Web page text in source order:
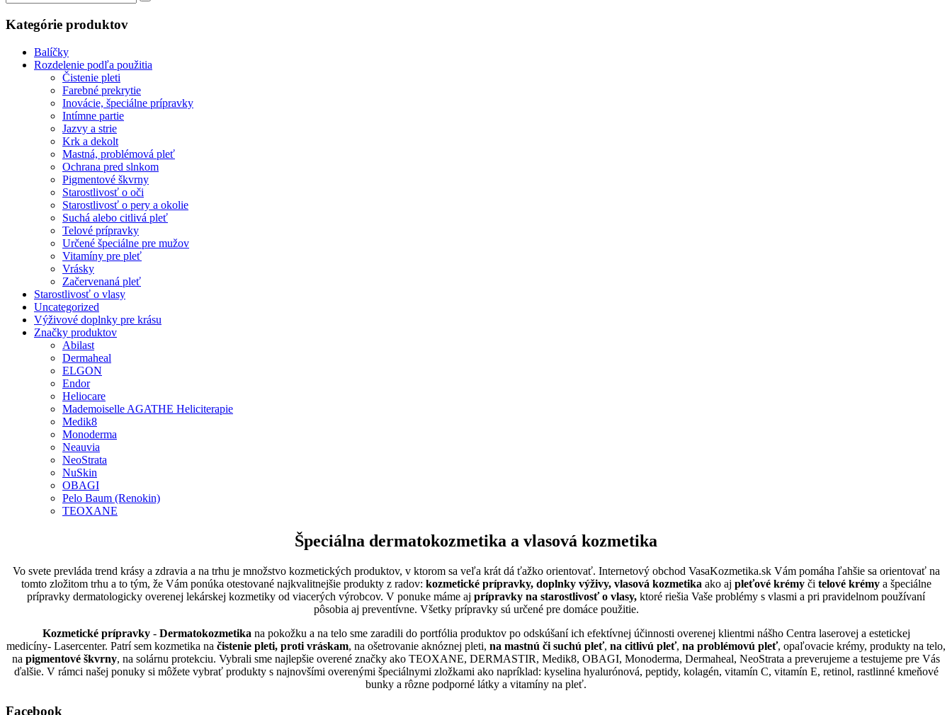
Kategórie produktov
Balíčky
Rozdelenie podľa použitia
Čistenie pleti
Farebné prekrytie
Inovácie, špeciálne prípravky
Intímne partie
Jazvy a strie
Krk a dekolt
Mastná, problémová pleť
Ochrana pred slnkom
Pigmentové škvrny
Starostlivosť o oči
Starostlivosť o pery a okolie
Suchá alebo citlivá pleť
Telové prípravky
Určené špeciálne pre mužov
Vitamíny pre pleť
Vrásky
Začervenaná pleť
Starostlivosť o vlasy
Uncategorized
Výživové doplnky pre krásu
Značky produktov
Abilast
Dermaheal
ELGON
Endor
Heliocare
Mademoiselle AGATHE Heliciterapie
Medik8
Monoderma
Neauvia
NeoStrata
NuSkin
OBAGI
Pelo Baum (Renokin)
TEOXANE
Špeciálna dermatokozmetika a vlasová kozmetika
Vo svete prevláda trend krásy a zdravia a na trhu je množstvo kozmetických produktov, v ktorom sa veľa krát dá ťažko orientovať. Internetový obchod VasaKozmetika.skVám pomáha ľahšie sa orientovať na
tomto zložitom trhu a to tým, že Vám ponúka otestované najkvalitnejšie produkty z radov: kozmetické prípravky, doplnky výživy, vlasová kozmetika ako aj pleťové krémyči telové krémya špeciálne
prípravky dermatologicky overenej lekárskej kozmetiky od viacerých výrobcov. V ponuke máme aj prípravky na starostlivosť o vlasy, ktoré riešia Vaše problémy s vlasmi a pri pravidelnom používaní
pôsobia aj preventívne. Všetky prípravky sú určené pre domáce použitie.
Kozmetické prípravky- Dermatokozmetika na pokožku a na telo sme zaradili do portfólia produktov po odskúšaní ich efektívnej účinnosti overenej klientmi nášho Centra laserovej a estetickej
medicíny- Lasercenter. Patrí sem kozmetika na čistenie pleti, proti vráskam, na ošetrovanie aknóznej pleti, na mastnú či suchú pleť, na citlivú pleť, na problémovú pleť, opaľovacie krémy, produkty na telo,
na pigmentové škvrny, na solárnu protekciu. Vybrali sme najlepšie overené značky ako TEOXANE, DERMASTIR, Medik8, OBAGI, Monoderma, Dermaheal, NeoStrata a preverujeme a testujeme pre Vás
ďalšie. V rámci našej ponuky si môžete vybrať produkty s najnovšími overenými špeciálnymi zložkami ako napríklad: kyselina hyalurónová, peptidy, kolagén, vitamín C, vitamín E, retinol, rastlinné kmeňové
bunky a rôzne podporné látky a vitamíny na pleť.
Facebook